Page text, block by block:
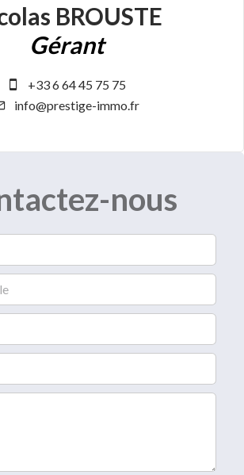
BROUSTE
Gérant
+33 6 64 45 75 75
info@prestige-immo.fr
nous